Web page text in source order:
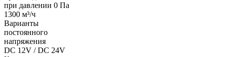
при давлении 0 Па
1300 м³/ч
Варианты
постоянного
напряжения
DC 12V / DC 24V